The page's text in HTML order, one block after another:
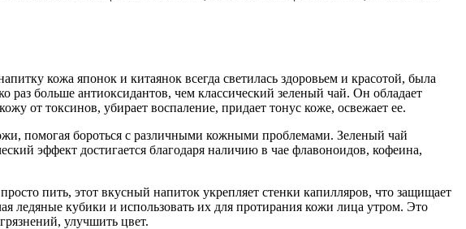
кожа японок и китаянок всегда светилась здоровьем и красотой, была
больше антиоксидантов, чем классический зеленый чай. Он обладает
от токсинов, убирает воспаление, придает тонус коже, освежает ее.
помогая бороться с различными кожными проблемами. Зеленый чай
эффект достигается благодаря наличию в чае флавоноидов, кофеина,
пить, этот вкусный напиток укрепляет стенки капилляров, что защищает
ледяные кубики и использовать их для протирания кожи лица утром. Это
улучшить цвет.